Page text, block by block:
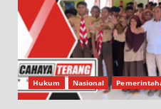
Hukum Nasional